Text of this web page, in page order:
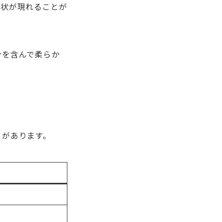
が現れることが
含んで柔らか
あります。